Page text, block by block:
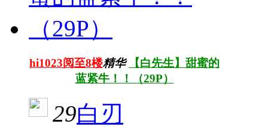
hi1023阅至8楼精华
【白先生】甜蜜的
蓝紧牛！！（29P）
29白刃